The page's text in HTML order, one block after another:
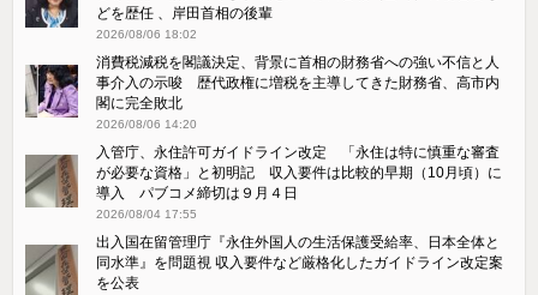
どを歴任 、岸田首相の後輩
2026/08/06 18:02
消費税減税を閣議決定、背景に首相の財務省への強い不信と人
事介入の示唆 歴代政権に増税を主導してきた財務省、高市内
閣に完全敗北
2026/08/06 14:20
入管庁、永住許可ガイドライン改定 「永住は特に慎重な審査
が必要な資格」と初明記 収入要件は比較的早期（10月頃）に
導入 パブコメ締切は９月４日
2026/08/04 17:55
出入国在留管理庁『永住外国人の生活保護受給率、日本全体と
同水準』を問題視 収入要件など厳格化したガイドライン改定案
を公表